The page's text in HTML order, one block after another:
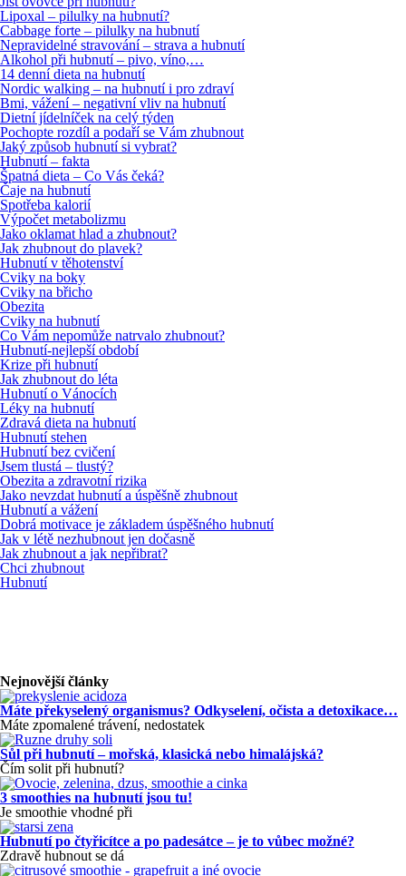
Lipoxal – pilulky na hubnutí?
Cabbage forte – pilulky na hubnutí
Nepravidelné stravování – strava a hubnutí
Alkohol při hubnutí – pivo, víno,…
14 denní dieta na hubnutí
Nordic walking – na hubnutí i pro zdraví
Bmi, vážení – negativní vliv na hubnutí
Dietní jídelníček na celý týden
Pochopte rozdíl a podaří se Vám zhubnout
Jaký způsob hubnutí si vybrat?
Hubnutí – fakta
Špatná dieta – Co Vás čeká?
Čaje na hubnutí
Spotřeba kalorií
Výpočet metabolizmu
Jako oklamat hlad a zhubnout?
Jak zhubnout do plavek?
Hubnutí v těhotenství
Cviky na boky
Cviky na břicho
Obezita
Cviky na hubnutí
Co Vám nepomůže natrvalo zhubnout?
Hubnutí-nejlepší období
Krize při hubnutí
Jak zhubnout do léta
Hubnutí o Vánocích
Léky na hubnutí
Zdravá dieta na hubnutí
Hubnutí stehen
Hubnutí bez cvičení
Jsem tlustá – tlustý?
Obezita a zdravotní rizika
Jako nevzdat hubnutí a úspěšně zhubnout
Hubnutí a vážení
Dobrá motivace je základem úspěšného hubnutí
Jak v létě nezhubnout jen dočasně
Jak zhubnout a jak nepřibrat?
Chci zhubnout
Hubnutí
Nejnovější články
Máte překyselený organismus? Odkyselení, očista a detoxikace…
Máte zpomalené trávení, nedostatek
Sůl při hubnutí – mořská, klasická nebo himalájská?
Čím solit při hubnutí?
3 smoothies na hubnutí jsou tu!
Je smoothie vhodné při
Hubnutí po čtyřicítce a po padesátce – je to vůbec možné?
Zdravě hubnout se dá